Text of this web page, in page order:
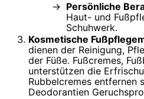
Persönliche
Haut- und
Schuhwerk.
Kosmetische
dienen der Reinigung,
der Füße. Fußcremes,
unterstützen die
Rubbelcremes entfernen
Deodorantien